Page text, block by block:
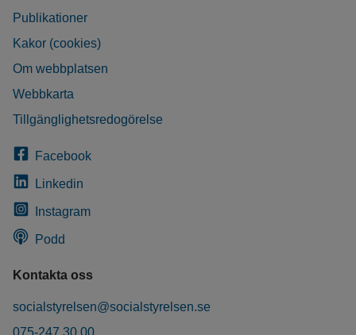
Publikationer
Kakor (cookies)
Om webbplatsen
Webbkarta
Tillgänglighetsredogörelse
Facebook
Linkedin
Instagram
Podd
Kontakta oss
socialstyrelsen@socialstyrelsen.se
075-247 30 00